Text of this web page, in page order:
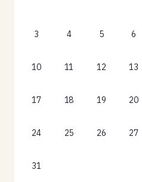
3 4 5 6
10 11 12 13
17 18 19 20
24 25 26 27
31